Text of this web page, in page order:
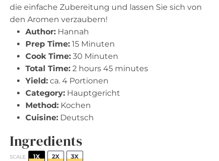
die einfache Zubereitung und lassen Sie sich von
den Aromen verzaubern!
Author: Hannah
Prep Time: 15 Minuten
Cook Time: 30 Minuten
Total Time: 2 hours 45 minutes
Yield: ca. 4 Portionen
Category: Hauptgericht
Method: Kochen
Cuisine: Deutsch
Ingredients
SCALE 1X 2X 3X